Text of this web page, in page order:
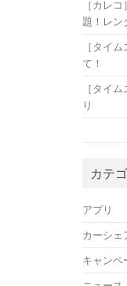
［カレ
題！レン
［タイ
て！
［タイ
り
カテ
アプリ
カーシェ
キャンペ